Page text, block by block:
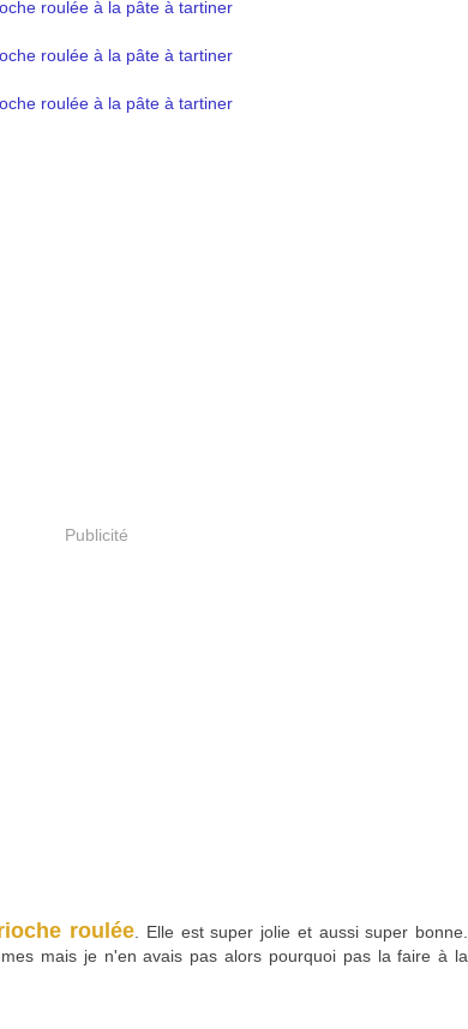
Publicité
roulée . Elle est super jolie et aussi super bonne.
mais je n'en avais pas alors pourquoi pas la faire à la